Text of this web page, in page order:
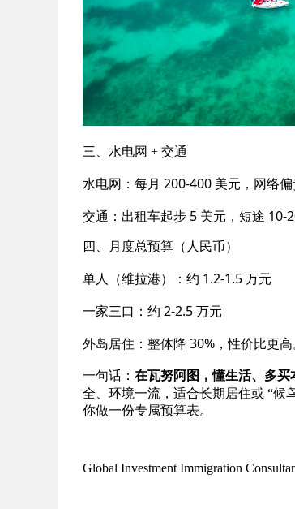
三、水电网 + 交通
水电网：每月 200-400 美元，网络偏
交通：出租车起步 5 美元，短途 10-
四、月度总预算（人民币）
单人（维拉港）：约 1.2-1.5 万元
一家三口：约 2-2.5 万元
外岛居住：整体降 30%，性价比更高
一句话： 在瓦努阿图，懂生活、多
全、环境一流，适合长期居住或 “候
你做一份专属预算表。
Global Investment Immigration